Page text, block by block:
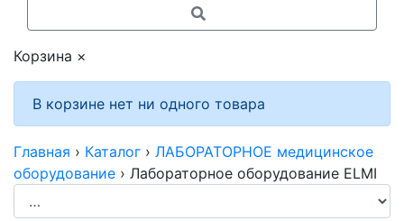
Корзина ×
В корзине нет ни одного товара
Главная › Каталог › ЛАБОРАТОРНОЕ медицинское
оборудование › Лабораторное оборудование ELMI